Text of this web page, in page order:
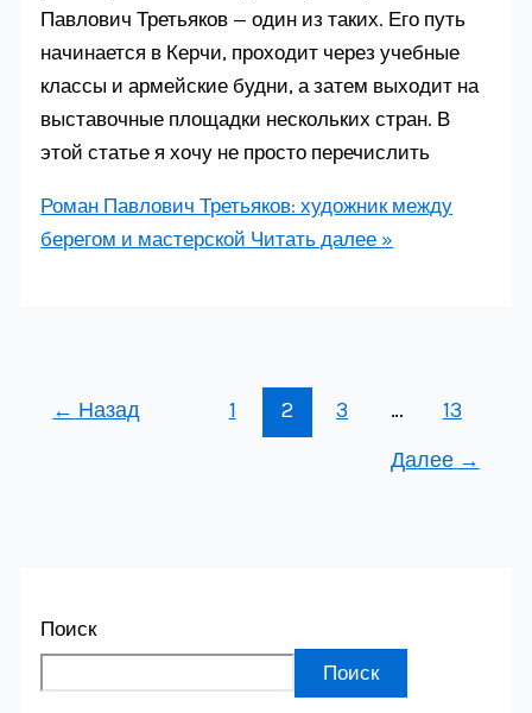
Павлович Третьяков — один из таких. Его путь
начинается в Керчи, проходит через учебные
классы и армейские будни, а затем выходит на
выставочные площадки нескольких стран. В
этой статье я хочу не просто перечислить
Роман Павлович Третьяков: художник между
берегом и мастерской Читать далее »
← Назад 1 2 3 …
13
Далее →
Поиск
Поиск